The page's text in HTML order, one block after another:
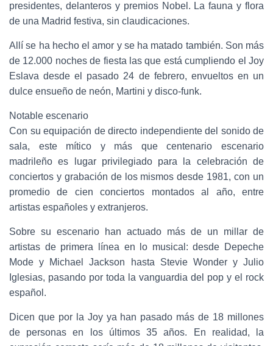
presidentes, delanteros y premios Nobel. La fauna y flora
de una Madrid festiva, sin claudicaciones.
Allí se ha hecho el amor y se ha matado también. Son más
de 12.000 noches de fiesta las que está cumpliendo el Joy
Eslava desde el pasado 24 de febrero, envueltos en un
dulce ensueño de neón, Martini y disco-funk.
Notable escenario
Con su equipación de directo independiente del sonido de
sala, este mítico y más que centenario escenario
madrileño es lugar privilegiado para la celebración de
conciertos y grabación de los mismos desde 1981, con un
promedio de cien conciertos montados al año, entre
artistas españoles y extranjeros.
Sobre su escenario han actuado más de un millar de
artistas de primera línea en lo musical: desde Depeche
Mode y Michael Jackson hasta Stevie Wonder y Julio
Iglesias, pasando por toda la vanguardia del pop y el rock
español.
Dicen que por la Joy ya han pasado más de 18 millones
de personas en los últimos 35 años. En realidad, la